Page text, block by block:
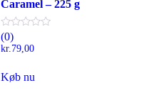
Caramel – 225 g
(0)
kr.79,00
Køb nu